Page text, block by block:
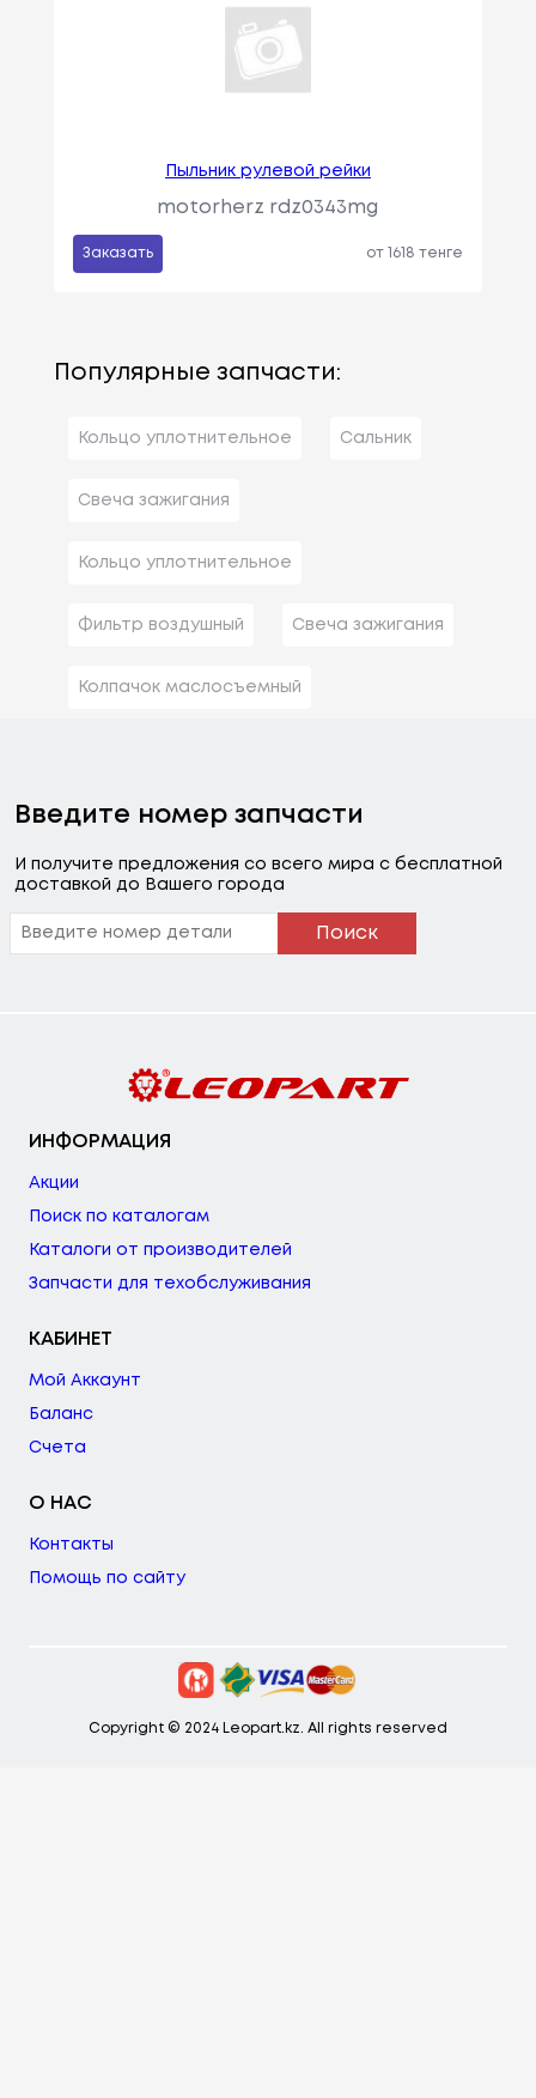
Пыльник рулевой рейки
motorherz rdz0343mg
Заказать от 1618 тенге
Популярные запчасти:
Кольцо уплотнительное Сальник
Свеча зажигания
Кольцо уплотнительное
Фильтр воздушный Свеча зажигания
Колпачок маслосъемный
Введите номер запчасти
И получите предложения со всего мира с бесплатной
доставкой до Вашего города
Поиск
ИНФОРМАЦИЯ
Акции
Поиск по каталогам
Каталоги от производителей
Запчасти для техобслуживания
КАБИНЕТ
Мой Аккаунт
Баланс
Счета
О НАС
Контакты
Помощь по сайту
Copyright © 2024 Leopart.kz. All rights reserved